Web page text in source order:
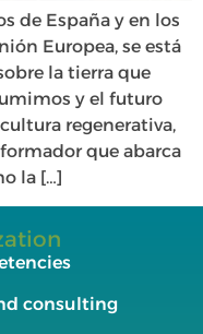
de España y en los
Europea, se está
la tierra que
y el futuro
regenerativa,
que abarca
la […]
consulting